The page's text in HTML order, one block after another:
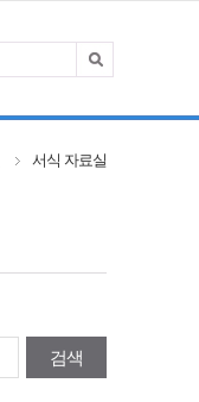
서식 자료실
검색